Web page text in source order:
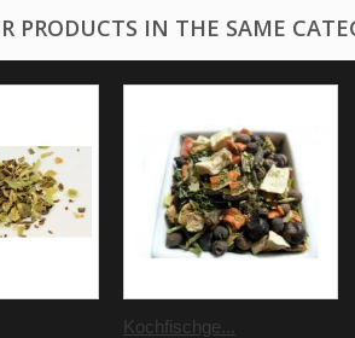
PRODUCTS IN THE SAME
Kochfischge...